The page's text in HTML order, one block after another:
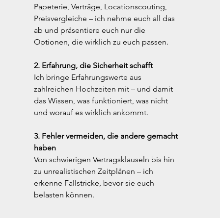
Papeterie, Verträge, Locationscouting,
Preisvergleiche – ich nehme euch all das
ab und präsentiere euch nur die
Optionen, die wirklich zu euch passen.
2. Erfahrung, die Sicherheit schafft
Ich bringe Erfahrungswerte aus
zahlreichen Hochzeiten mit – und damit
das Wissen, was funktioniert, was nicht
und worauf es wirklich ankommt.
3. Fehler vermeiden, die andere gemacht
haben
Von schwierigen Vertragsklauseln bis hin
zu unrealistischen Zeitplänen – ich
erkenne Fallstricke, bevor sie euch
belasten können.